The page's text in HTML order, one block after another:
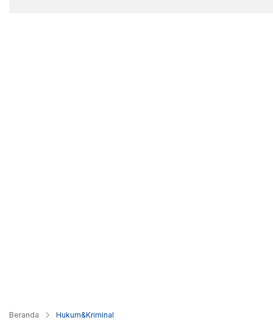
Beranda Hukum&Kriminal